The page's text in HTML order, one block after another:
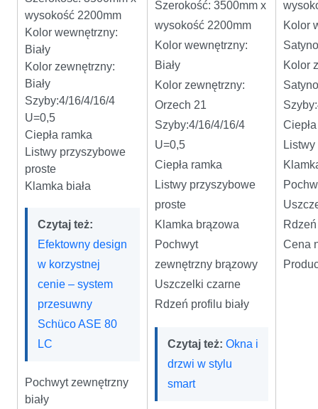
wysokość 2200mm
Kolor wewnętrzny:
Biały
Kolor zewnętrzny:
Biały
Szyby:4/16/4/16/4
U=0,5
Ciepła ramka
Listwy przyszybowe
proste
Klamka biała
Czytaj też:
Efektowny design
w korzystnej
cenie – system
przesuwny
Schüco ASE 80
LC
Pochwyt zewnętrzny
biały
Szerokość: 3500mm x
wysokość 2200mm
Kolor wewnętrzny:
Biały
Kolor zewnętrzny:
Orzech 21
Szyby:4/16/4/16/4
U=0,5
Ciepła ramka
Listwy przyszybowe
proste
Klamka brązowa
Pochwyt
zewnętrzny brązowy
Uszczelki czarne
Rdzeń profilu biały
Czytaj też: Okna i
drzwi w stylu
smart
Kolor
Kolor
Cena